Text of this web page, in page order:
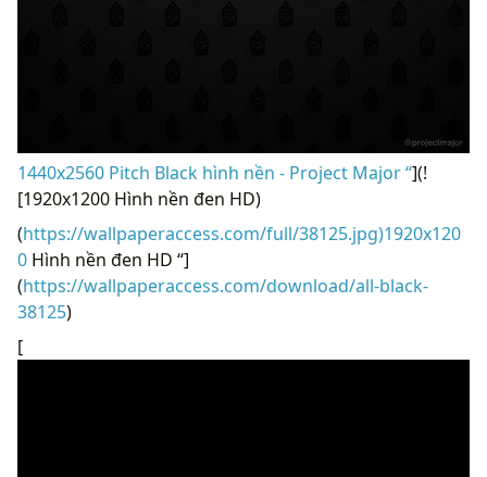
1440x2560 Pitch Black hình nền - Project Major “](!
[1920x1200 Hình nền đen HD)
(https://wallpaperaccess.com/full/38125.jpg)1920x120
0 Hình nền đen HD “]
(https://wallpaperaccess.com/download/all-black-
38125)
[